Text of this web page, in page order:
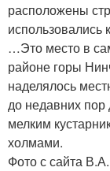
расположены
использовались
…Это место в
районе горы
наделялось
до недавних
мелким
холмами.
Фото с сайта